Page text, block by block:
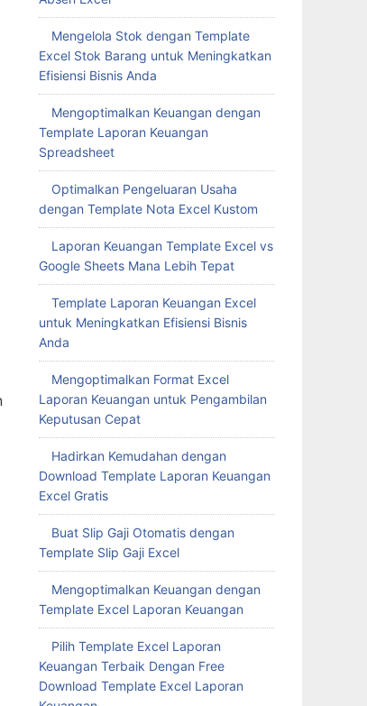
Mengelola Stok dengan Template
Excel Stok Barang untuk Meningkatkan
Efisiensi Bisnis Anda
Mengoptimalkan Keuangan dengan
Template Laporan Keuangan
Spreadsheet
Optimalkan Pengeluaran Usaha
dengan Template Nota Excel Kustom
Laporan Keuangan Template Excel vs
Google Sheets Mana Lebih Tepat
Template Laporan Keuangan Excel
untuk Meningkatkan Efisiensi Bisnis
Anda
Mengoptimalkan Format Excel
Laporan Keuangan untuk Pengambilan
Keputusan Cepat
Hadirkan Kemudahan dengan
Download Template Laporan Keuangan
Excel Gratis
Buat Slip Gaji Otomatis dengan
Template Slip Gaji Excel
Mengoptimalkan Keuangan dengan
Template Excel Laporan Keuangan
Pilih Template Excel Laporan
Keuangan Terbaik Dengan Free
Download Template Excel Laporan